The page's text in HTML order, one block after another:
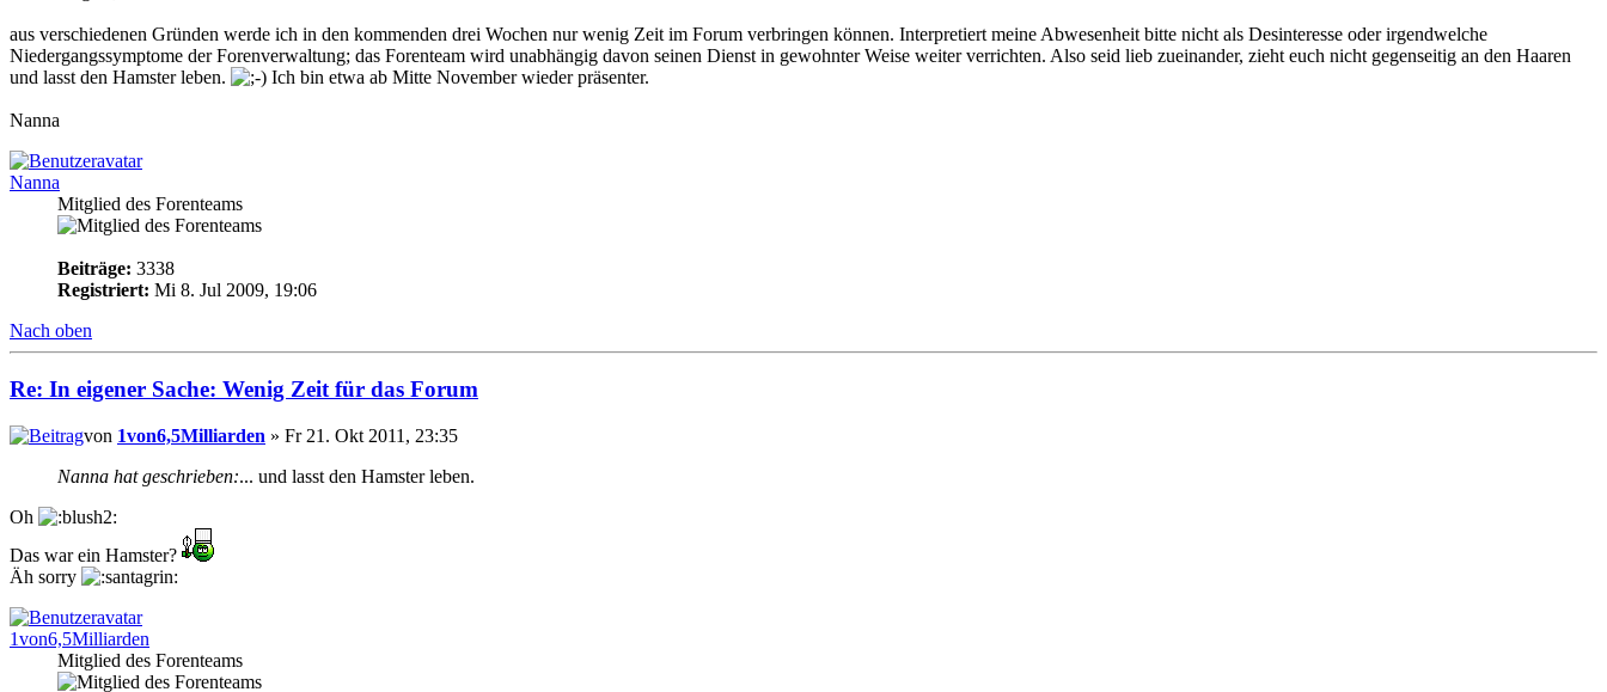
aus verschiedenen Gründen werde ich in den kommenden drei Wochen nur wenig Zeit im Forum verbringen können. Interpretiert meine Abwesenheit bitte nicht als Desinteresse oder irgendwelche
Niedergangssymptome der Forenverwaltung; das Forenteam wird unabhängig davon seinen Dienst in gewohnter Weise weiter verrichten. Also seid lieb zueinander, zieht euch nicht gegenseitig an den Haaren
und lasst den Hamster leben.
Ich bin etwa ab Mitte November wieder präsenter.
Nanna
Nanna
Mitglied des Forenteams
Beiträge: 3338
Registriert: Mi 8. Jul 2009, 19:06
Nach oben
Re: In eigener Sache: Wenig Zeit für das Forum
von 1von6,5Milliarden » Fr 21. Okt 2011, 23:35
Nanna hat geschrieben:... und lasst den Hamster leben.
Oh
Das war ein Hamster?
Äh sorry
1von6,5Milliarden
Mitglied des Forenteams